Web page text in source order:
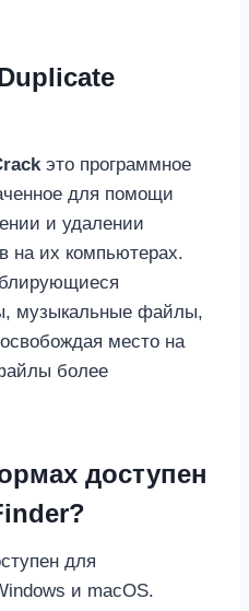
это программное
для помощи
и удалении
на их компьютерах.
музыкальные файлы,
место на
более
доступен
для
и macOS.